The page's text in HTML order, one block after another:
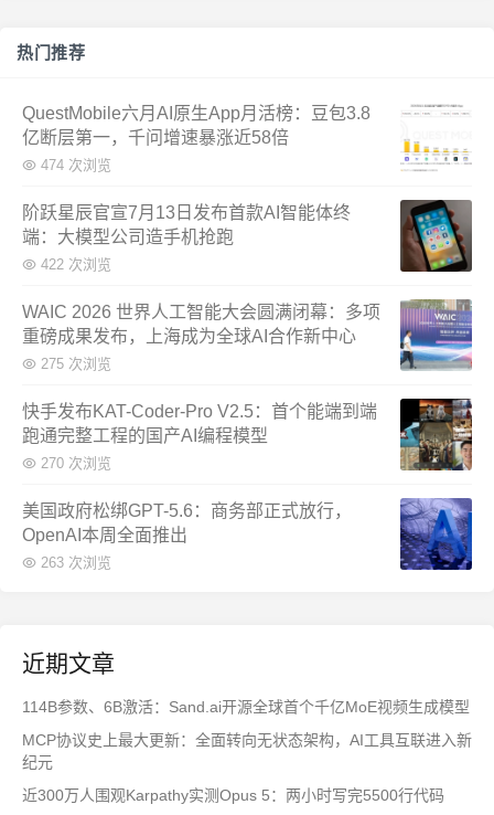
热门推荐
QuestMobile六月AI原生App月活榜：豆包3.8
亿断层第一，千问增速暴涨近58倍
474 次浏览
阶跃星辰官宣7月13日发布首款AI智能体终
端：大模型公司造手机抢跑
422 次浏览
WAIC 2026 世界人工智能大会圆满闭幕：多项
重磅成果发布，上海成为全球AI合作新中心
275 次浏览
快手发布KAT-Coder-Pro V2.5：首个能端到端
跑通完整工程的国产AI编程模型
270 次浏览
美国政府松绑GPT-5.6：商务部正式放行，
OpenAI本周全面推出
263 次浏览
近期文章
114B参数、6B激活：Sand.ai开源全球首个千亿MoE视频生成模型
MCP协议史上最大更新：全面转向无状态架构，AI工具互联进入新
纪元
近300万人围观Karpathy实测Opus 5：两小时写完5500行代码